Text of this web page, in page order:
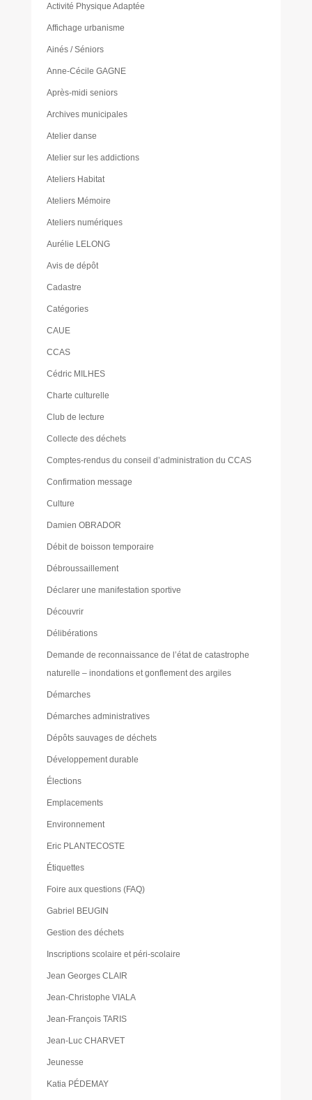
Activité Physique Adaptée
Affichage urbanisme
Ainés / Séniors
Anne-Cécile GAGNE
Après-midi seniors
Archives municipales
Atelier danse
Atelier sur les addictions
Ateliers Habitat
Ateliers Mémoire
Ateliers numériques
Aurélie LELONG
Avis de dépôt
Cadastre
Catégories
CAUE
CCAS
Cédric MILHES
Charte culturelle
Club de lecture
Collecte des déchets
Comptes-rendus du conseil d’administration du CCAS
Confirmation message
Culture
Damien OBRADOR
Débit de boisson temporaire
Débroussaillement
Déclarer une manifestation sportive
Découvrir
Délibérations
Demande de reconnaissance de l’état de catastrophe
naturelle – inondations et gonflement des argiles
Démarches
Démarches administratives
Dépôts sauvages de déchets
Développement durable
Élections
Emplacements
Environnement
Eric PLANTECOSTE
Étiquettes
Foire aux questions (FAQ)
Gabriel BEUGIN
Gestion des déchets
Inscriptions scolaire et péri-scolaire
Jean Georges CLAIR
Jean-Christophe VIALA
Jean-François TARIS
Jean-Luc CHARVET
Jeunesse
Katia PÉDEMAY